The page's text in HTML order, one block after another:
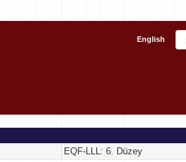
English
EQF-LLL: 6. Düzey